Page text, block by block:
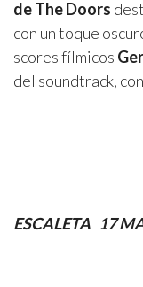
de The Doors
con un toque
scores fílmicos
del soundtrack,
ESCALETA 17